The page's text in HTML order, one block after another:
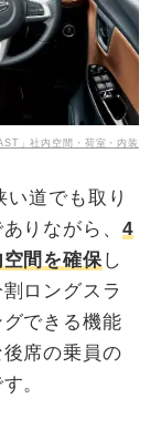
」社内空間・荷室・内装
道でも取り
りながら、 4
間を確保 し
ロングスラ
できる機能
席の乗員の
。